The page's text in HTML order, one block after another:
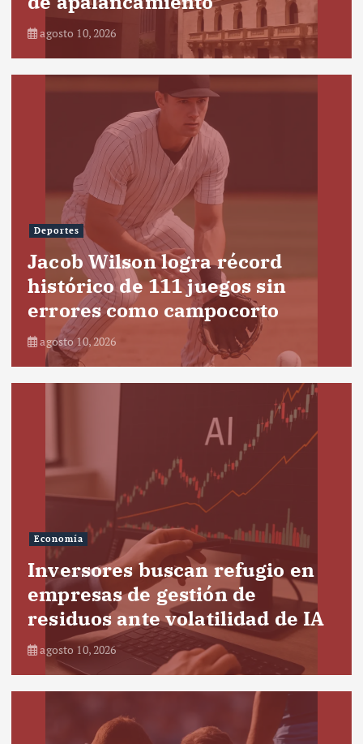
agosto 10, 2026
Deportes
Jacob Wilson logra récord
histórico de 111 juegos sin
errores como campocorto
agosto 10, 2026
Economía
Inversores buscan refugio en
empresas de gestión de
residuos ante volatilidad de IA
agosto 10, 2026